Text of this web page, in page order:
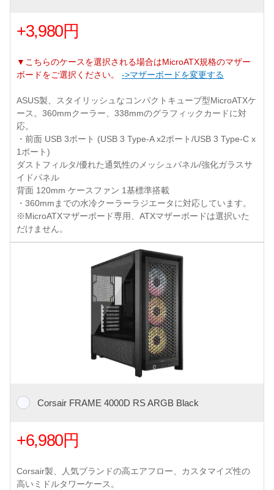
+3,980円
▼こちらのケースを選択される場合はMicroATX規格のマザー
ボードをご選択ください。 ->マザーボードを変更する
ASUS製、スタイリッシュなコンパクトキューブ型MicroATXケ
ース。360mmクーラー、338mmのグラフィックカードに対
応。
・前面 USB 3ポート (USB 3 Type-A x2ポート/USB 3 Type-C x
1ポート)
ダストフィルタ/優れた通気性のメッシュパネル/強化ガラスサ
イドパネル
背面 120mm ケースファン 1基標準搭載
・360mmまでの水冷クーラーラジエータに対応しています。
※MicroATXマザーボード専用、ATXマザーボードは選択いた
だけません。
Corsair FRAME 4000D RS ARGB Black
+6,980円
Corsair製、人気ブランドの高エアフロー、カスタマイズ性の
高いミドルタワーケース。